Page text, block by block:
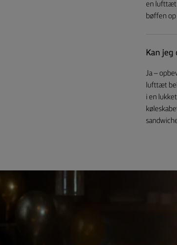
en lufttæt
bøffen op
Kan jeg
Ja –
lufttæt
i en